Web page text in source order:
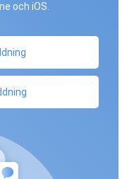
och iOS.